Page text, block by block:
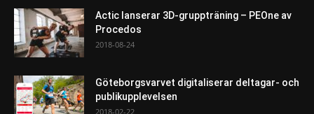
Actic lanserar 3D-gruppträning – PEOne av
Procedos
2018-08-24
Göteborgsvarvet digitaliserar deltagar- och
publikupplevelsen
2018-02-22